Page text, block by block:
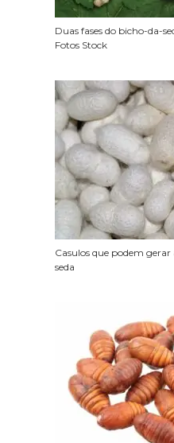
Duas fases do bicho-da-
Fotos Stock
Casulos que podem
seda